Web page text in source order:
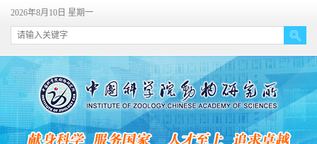
2026年8月10日 星期一